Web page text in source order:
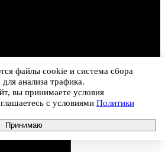
файлы cookie и система сбора
анализа трафика.
вы принимаете условия
с условиями Политики
Принимаю